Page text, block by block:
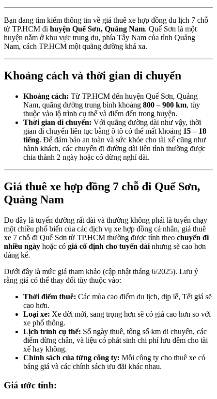
Bạn đang tìm kiếm thông tin về giá thuê xe hợp đồng du lịch 7 chỗ
từ TP.HCM đi huyện Quế Sơn, Quảng Nam. Quế Sơn là một
huyện nằm ở khu vực trung du, phía Tây Nam của tỉnh Quảng
Nam, cách TP.HCM một quãng đường khá xa.
Khoảng cách và thời gian di chuyển
Khoảng cách: Từ TP.HCM đến huyện Quế Sơn, Quảng
Nam, quãng đường trung bình khoảng 800 – 900 km, tùy
thuộc vào lộ trình cụ thể và điểm đến trong huyện.
Thời gian di chuyển: Với quãng đường dài như vậy, thời
gian di chuyển liên tục bằng ô tô có thể mất khoảng 15 – 18
tiếng. Để đảm bảo an toàn và sức khỏe cho tài xế cũng như
hành khách, các chuyến đi đường dài liên tỉnh thường được
chia thành 2 ngày hoặc có dừng nghỉ dài.
Giá thuê xe hợp đồng 7 chỗ đi Quế Sơn,
Quảng Nam
Do đây là tuyến đường rất dài và thường không phải là tuyến chạy
một chiều phổ biến của các dịch vụ xe hợp đồng cá nhân, giá thuê
xe 7 chỗ đi Quế Sơn từ TP.HCM thường được tính theo chuyến đi
nhiều ngày hoặc có giá cố định cho tuyến dài nhưng sẽ cao hơn
đáng kể.
Dưới đây là mức giá tham khảo (cập nhật tháng 6/2025). Lưu ý
rằng giá có thể thay đổi tùy thuộc vào:
Thời điểm thuê: Các mùa cao điểm du lịch, dịp lễ, Tết giá sẽ
cao hơn.
Loại xe: Xe đời mới, sang trọng hơn sẽ có giá cao hơn so với
xe phổ thông.
Lịch trình cụ thể: Số ngày thuê, tổng số km di chuyển, các
điểm dừng chân, và liệu có phát sinh chi phí lưu đêm cho tài
xế hay không.
Chính sách của từng công ty: Mỗi công ty cho thuê xe có
bảng giá và các chính sách ưu đãi khác nhau.
Giá ước tính: